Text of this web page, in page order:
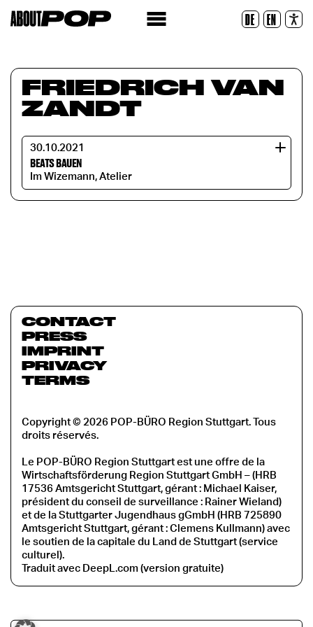
DE EN
Réinitialiser
FRIEDRICH VAN
ZANDT
30.10.2021
BEATS BAUEN
Im Wizemann, Atelier
CONTACT
PRESS
IMPRINT
PRIVACY
TERMS
Copyright © 2026 POP-BÜRO Region Stuttgart. Tous
droits réservés.
Le POP-BÜRO Region Stuttgart est une offre de la
Wirtschaftsförderung Region Stuttgart GmbH – (HRB
17536 Amtsgericht Stuttgart, gérant : Michael Kaiser,
président du conseil de surveillance : Rainer Wieland)
et de la Stuttgarter Jugendhaus gGmbH (HRB 725890
Amtsgericht Stuttgart, gérant : Clemens Kullmann) avec
le soutien de la capitale du Land de Stuttgart (service
culturel).
Traduit avec DeepL.com (version gratuite)